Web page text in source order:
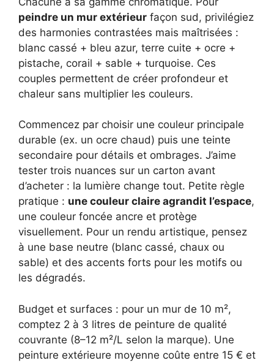
peindre un mur extérieur façon sud, privilégiez
des harmonies contrastées mais maîtrisées :
blanc cassé + bleu azur, terre cuite + ocre +
pistache, corail + sable + turquoise. Ces
couples permettent de créer profondeur et
chaleur sans multiplier les couleurs.
Commencez par choisir une couleur principale
durable (ex. un ocre chaud) puis une teinte
secondaire pour détails et ombrages. J’aime
tester trois nuances sur un carton avant
d’acheter : la lumière change tout. Petite règle
pratique : une couleur claire agrandit l’espace,
une couleur foncée ancre et protège
visuellement. Pour un rendu artistique, pensez
à une base neutre (blanc cassé, chaux ou
sable) et des accents forts pour les motifs ou
les dégradés.
Budget et surfaces : pour un mur de 10 m²,
comptez 2 à 3 litres de peinture de qualité
couvrante (8–12 m²/L selon la marque). Une
peinture extérieure moyenne coûte entre 15 € et